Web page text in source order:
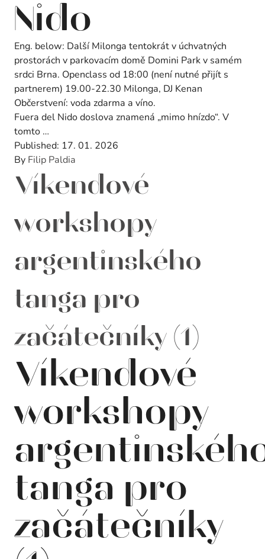
Nido
Eng. below: Další Milonga tentokrát v úchvatných
prostorách v parkovacím domě Domini Park v samém
srdci Brna. Openclass od 18:00 (není nutné přijít s
partnerem) 19.00-22.30 Milonga, DJ Kenan
Občerstvení: voda zdarma a víno.
Fuera del Nido doslova znamená „mimo hnízdo“. V
tomto …
Published: 17. 01. 2026
By Filip Paldia
Víkendové
workshopy
argentinského
tanga pro
začátečníky (1)
Víkendové
workshopy
tanga pro
začátečníky